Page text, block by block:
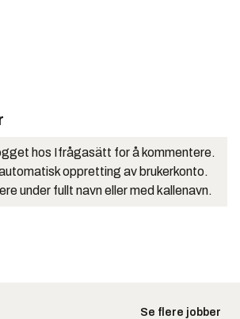
hos Ifrågasätt for å kommentere.
oppretting av brukerkonto.
under fullt navn eller med kallenavn.
Se flere jobber